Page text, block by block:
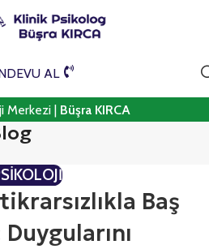
AL
Merkezi | Büşra KIRCA
Baş